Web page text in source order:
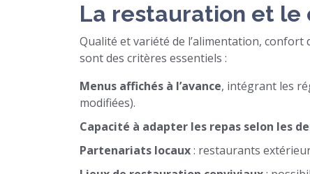
La restauration et le
Qualité et variété de l’alimentation, confort
sont des critères essentiels :
Menus affichés à l’avance, intégrant les
modifiées).
Capacité à adapter les repas selon les
Partenariats locaux: restaurants